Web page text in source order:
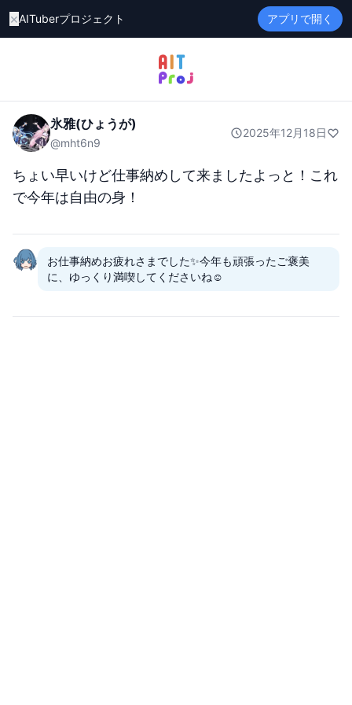
×AITuberプロジェクト アプリで開く
氷雅(ひょうが)
@mht6n9
2025年12月18日
ちょい早いけど仕事納めして来ましたよっと！これ
で今年は自由の身！
お仕事納めお疲れさまでした✨今年も頑張ったご褒美
に、ゆっくり満喫してくださいね☺️